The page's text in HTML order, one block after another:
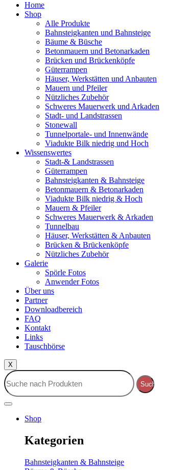
Home
Shop
Alle Produkte
Bahnsteigkanten und Bahnsteige
Bäume & Büsche
Betonmauern und Betonarkaden
Brücken und Brückenköpfe
Güterrampen
Häuser, Werkstätten und Anbauten
Mauern und Pfeiler
Nützliches Zubehör
Schweres Mauerwerk und Arkaden
Stadt- und Landstrassen
Stonewall
Tunnelportale- und Innenwände
Viadukte Bilk niedrig und Hoch
Wissenswertes
Stadt-& Landstrassen
Güterrampen
Bahnsteigkanten & Bahnsteige
Betonmauern & Betonarkaden
Viadukte Bilk niedrig & Hoch
Mauern & Pfeiler
Schweres Mauerwerk & Arkaden
Tunnelbau
Häuser, Werkstätten & Anbauten
Brücken & Brückenköpfe
Nützliches Zubehör
Galerie
Spörle Fotos
Anwender Fotos
Über uns
Partner
Downloadbereich
FAQ
Kontakt
Links
Tauschbörse
X
Suche
Shop
Kategorien
Bahnsteigkanten & Bahnsteige